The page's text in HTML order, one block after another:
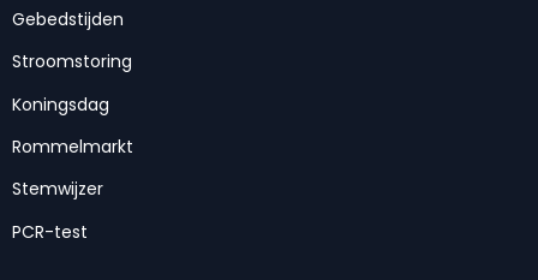
Gebedstijden
Stroomstoring
Koningsdag
Rommelmarkt
Stemwijzer
PCR-test